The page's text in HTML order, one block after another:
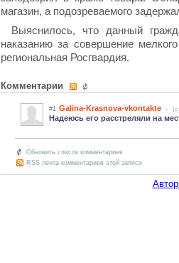
магазин, а подозреваемого
Выяснилось, что данный
наказанию за совершение
региональная Росгвардия.
Комментарии
#1 Galina-Krasnova-vkontakte (c
Надеюсь его расстреляли на
Обновить список комментариев
RSS лента комментариев этой записи